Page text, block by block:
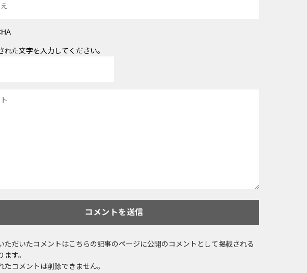
れた文字を入力してください。
だいたコメントはこちらの記事のページに公開のコメントとして掲載される
ます。
コメントは削除できません。